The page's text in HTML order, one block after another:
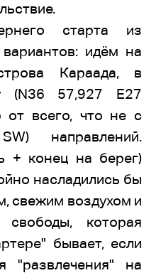
старта из
идём на
Караада, в
(N36 57,927 E27
от всего, что не с
направлений.
+ конец на берег)
насладились бы
свежим воздухом и
свободы, которая
бывает, если
"развлечения" на